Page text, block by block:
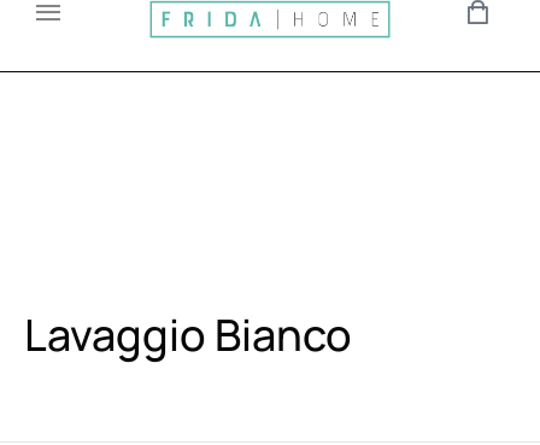
Lavaggio Bianco